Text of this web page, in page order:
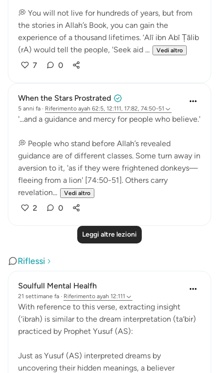
💭 You will not live for hundreds of years, but from
the stories in Allah’s Book, you can gain the
experience of a thousand lifetimes. ‘Alī ibn Abī Ṭālib
(rA) would tell the people, 'Seek aid ...
Vedi altro
7 0
When the Stars Prostrated
5 anni fa · Riferimento ayah 62:5, 12:111, 17:82, 74:50-51
'...and a guidance and mercy for people who believe.'
💭 People who stand before Allah’s revealed
guidance are of different classes. Some turn away in
aversion to it, 'as if they were frightened donkeys—
fleeing from a lion' [74:50-51]. Others carry
revelation...
Vedi altro
2 0
Leggi altre lezioni
Riflessi
Soulfull Mental Healfh
21 settimane fa · Riferimento ayah 12:111
With reference to this verse, extracting insight
(‘ibrah) is similar to the dream interpretation (ta‘bir)
practiced by Prophet Yusuf (AS):
Just as Yusuf (AS) interpreted dreams by
uncovering their hidden meanings, a believer